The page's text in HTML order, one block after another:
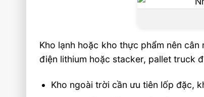
Kho lạnh hoặc kho thực phẩm nên
điện lithium hoặc stacker, pallet truck
Kho ngoài trời cần ưu tiên lốp đặc,